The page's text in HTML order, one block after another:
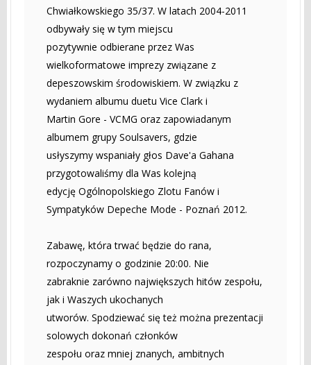
Chwiałkowskiego 35/37. W latach 2004-2011
odbywały się w tym miejscu
pozytywnie odbierane przez Was
wielkoformatowe imprezy związane z
depeszowskim środowiskiem. W związku z
wydaniem albumu duetu Vice Clark i
Martin Gore - VCMG oraz zapowiadanym
albumem grupy Soulsavers, gdzie
usłyszymy wspaniały głos Dave'a Gahana
przygotowaliśmy dla Was kolejną
edycję Ogólnopolskiego Zlotu Fanów i
Sympatyków Depeche Mode - Poznań 2012.
Zabawę, która trwać będzie do rana,
rozpoczynamy o godzinie 20:00. Nie
zabraknie zarówno największych hitów zespołu,
jak i Waszych ukochanych
utworów. Spodziewać się też można prezentacji
solowych dokonań członków
zespołu oraz mniej znanych, ambitnych